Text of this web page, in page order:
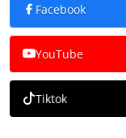
Facebook
YouTube
Tiktok